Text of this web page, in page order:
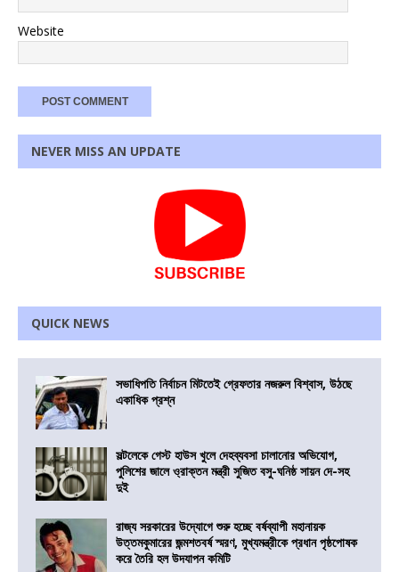
Website
NEVER MISS AN UPDATE
QUICK NEWS
সভাধিপতি নির্বাচন মিটতেই গ্রেফতার নজরুল বিশ্বাস, উঠছে
একাধিক প্রশ্ন
সল্টলেকে গেস্ট হাউস খুলে দেহব্যবসা চালানোর অভিযোগ,
পুলিশের জালে ও্রাক্তন মন্ত্রী সুজিত বসু-ঘনিষ্ঠ সায়ন দে-সহ
দুই
রাজ্য সরকারের উদ্যোগে শুরু হচ্ছে বর্ষব্যাপী মহানায়ক
উত্তমকুমারের জন্মশতবর্ষ স্মরণ, মুখ্যমন্ত্রীকে প্রধান পৃষ্ঠপোষক
করে তৈরি হল উদযাপন কমিটি